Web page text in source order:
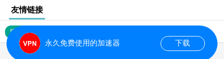
友情链接
网站地图
永久免费使用的加速器 下载